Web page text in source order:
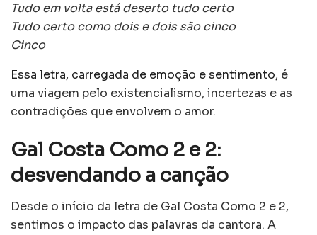
Tudo em volta está deserto tudo certo
Tudo certo como dois e dois são cinco
Cinco
Essa letra, carregada de emoção e sentimento, é
uma viagem pelo existencialismo, incertezas e as
contradições que envolvem o amor.
Gal Costa Como 2 e 2:
desvendando a canção
Desde o início da letra de Gal Costa Como 2 e 2,
sentimos o impacto das palavras da cantora. A